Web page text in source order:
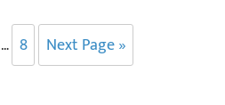
… 8 Next Page »